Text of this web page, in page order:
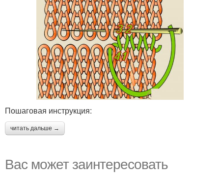
Пошаговая инструкция:
читать дальше →
Вас может заинтересовать